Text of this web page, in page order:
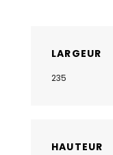
LARGEUR
235
HAUTEUR